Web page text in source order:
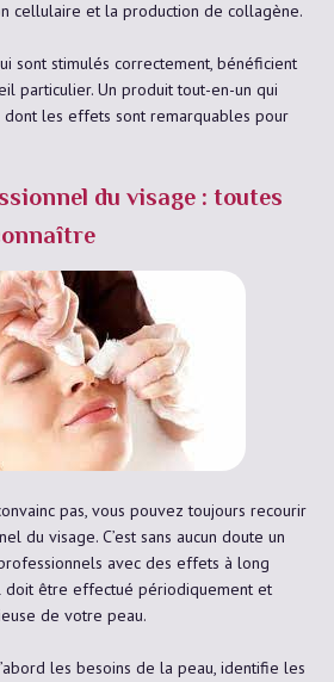
cellulaire et la production de collagène.
sont stimulés correctement, bénéficient
particulier. Un produit tout-en-un qui
les effets sont remarquables pour
du visage : toutes
pas, vous pouvez toujours recourir
du visage. C’est sans aucun doute un
avec des effets à long
doit être effectué périodiquement et
de votre peau.
les besoins de la peau, identifie les